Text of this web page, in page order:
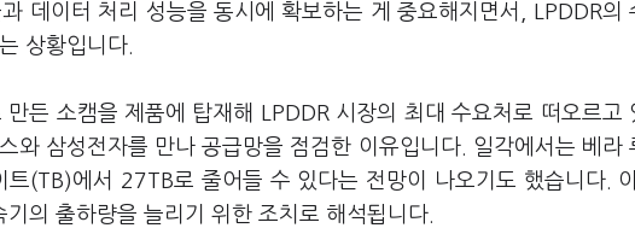
데이터 처리 성능을 동시에 확보하는 게 중요해지면서, LPDDR의
상황입니다.
든 소캠을 제품에 탑재해 LPDDR 시장의 최대 수요처로 떠오르고
와 삼성전자를 만나 공급망을 점검한 이유입니다. 일각에서는 베라
(TB)에서 27TB로 줄어들 수 있다는 전망이 나오기도 했습니다.
의 출하량을 늘리기 위한 조치로 해석됩니다.